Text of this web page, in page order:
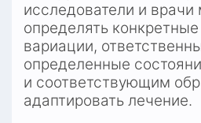
исследователи и врачи
определять
вариации,
определенные
и соответствующим
адаптировать лечение.​